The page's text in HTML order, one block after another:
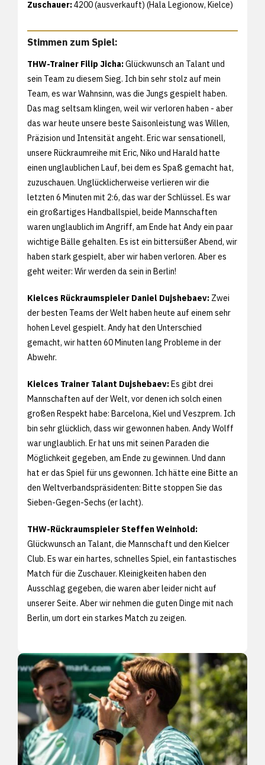
Zuschauer:4200 (ausverkauft) (Hala Legionow, Kielce)
Stimmen zum Spiel:
THW-Trainer Filip Jicha:Glückwunsch an Talant und
sein Team zu diesem Sieg. Ich bin sehr stolz auf mein
Team, es war Wahnsinn, was die Jungs gespielt haben.
Das mag seltsam klingen, weil wir verloren haben - aber
das war heute unsere beste Saisonleistung was Willen,
Präzision und Intensität angeht. Eric war sensationell,
unsere Rückraumreihe mit Eric, Niko und Harald hatte
einen unglaublichen Lauf, bei dem es Spaß gemacht hat,
zuzuschauen. Unglücklicherweise verlieren wir die
letzten 6 Minuten mit 2:6, das war der Schlüssel. Es war
ein großartiges Handballspiel, beide Mannschaften
waren unglaublich im Angriff, am Ende hat Andy ein paar
wichtige Bälle gehalten. Es ist ein bittersüßer Abend, wir
haben stark gespielt, aber wir haben verloren. Aber es
geht weiter: Wir werden da sein in Berlin!
Kielces Rückraumspieler Daniel Dujshebaev: Zwei
der besten Teams der Welt haben heute auf einem sehr
hohen Level gespielt. Andy hat den Unterschied
gemacht, wir hatten 60 Minuten lang Probleme in der
Abwehr.
Kielces Trainer Talant Dujshebaev:Es gibt drei
Mannschaften auf der Welt, vor denen ich solch einen
großen Respekt habe: Barcelona, Kiel und Veszprem. Ich
bin sehr glücklich, dass wir gewonnen haben. Andy Wolff
war unglaublich. Er hat uns mit seinen Paraden die
Möglichkeit gegeben, am Ende zu gewinnen. Und dann
hat er das Spiel für uns gewonnen. Ich hätte eine Bitte an
den Weltverbandspräsidenten: Bitte stoppen Sie das
Sieben-Gegen-Sechs (er lacht).
THW-Rückraumspieler Steffen Weinhold:
Glückwunsch an Talant, die Mannschaft und den Kielcer
Club. Es war ein hartes, schnelles Spiel, ein fantastisches
Match für die Zuschauer. Kleinigkeiten haben den
Ausschlag gegeben, die waren aber leider nicht auf
unserer Seite. Aber wir nehmen die guten Dinge mit nach
Berlin, um dort ein starkes Match zu zeigen.